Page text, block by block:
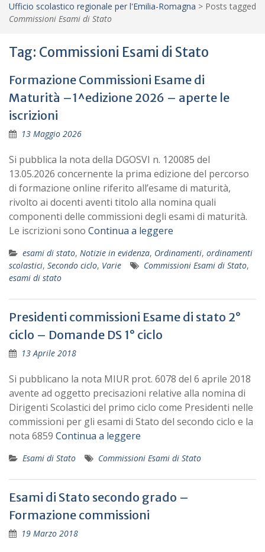
Ufficio scolastico regionale per l'Emilia-Romagna > Posts tagged
Commissioni Esami di Stato
Tag: Commissioni Esami di Stato
Formazione Commissioni Esame di
Maturità –1^edizione 2026 – aperte le
iscrizioni
13 Maggio 2026
Si pubblica la nota della DGOSVI n. 120085 del
13.05.2026 concernente la prima edizione del percorso
di formazione online riferito all’esame di maturità,
rivolto ai docenti aventi titolo alla nomina quali
componenti delle commissioni degli esami di maturità.
Le iscrizioni sono Continua a leggere
esami di stato, Notizie in evidenza, Ordinamenti, ordinamenti
scolastici, Secondo ciclo, Varie Commissioni Esami di Stato,
esami di stato
Presidenti commissioni Esame di stato 2°
ciclo – Domande DS 1° ciclo
13 Aprile 2018
Si pubblicano la nota MIUR prot. 6078 del 6 aprile 2018
avente ad oggetto precisazioni relative alla nomina di
Dirigenti Scolastici del primo ciclo come Presidenti nelle
commissioni per gli esami di Stato del secondo ciclo e la
nota 6859 Continua a leggere
Esami di Stato Commissioni Esami di Stato
Esami di Stato secondo grado –
Formazione commissioni
19 Marzo 2018